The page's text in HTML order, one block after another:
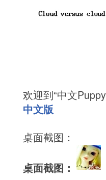
欢迎到“中文
中文版
桌面截图：
桌面截图：